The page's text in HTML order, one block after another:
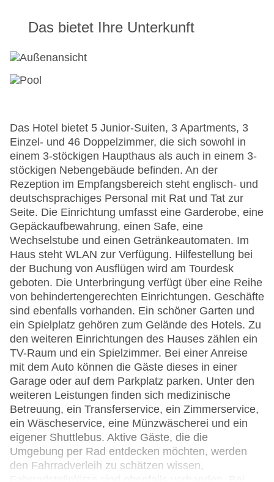
Das bietet Ihre Unterkunft
Das Hotel bietet 5 Junior-Suiten, 3 Apartments, 3
Einzel- und 46 Doppelzimmer, die sich sowohl in
einem 3-stöckigen Haupthaus als auch in einem 3-
stöckigen Nebengebäude befinden. An der
Rezeption im Empfangsbereich steht englisch- und
deutschsprachiges Personal mit Rat und Tat zur
Seite. Die Einrichtung umfasst eine Garderobe, eine
Gepäckaufbewahrung, einen Safe, eine
Wechselstube und einen Getränkeautomaten. Im
Haus steht WLAN zur Verfügung. Hilfestellung bei
der Buchung von Ausflügen wird am Tourdesk
geboten. Die Unterbringung verfügt über eine Reihe
von behindertengerechten Einrichtungen. Geschäfte
sind ebenfalls vorhanden. Ein schöner Garten und
ein Spielplatz gehören zum Gelände des Hotels. Zu
den weiteren Einrichtungen des Hauses zählen ein
TV-Raum und ein Spielzimmer. Bei einer Anreise
mit dem Auto können die Gäste dieses in einer
Garage oder auf dem Parkplatz parken. Unter den
weiteren Leistungen finden sich medizinische
Betreuung, ein Transferservice, ein Zimmerservice,
ein Wäscheservice, eine Münzwäscherei und ein
eigener Shuttlebus. Aktive Gäste, die die
Umgebung per Rad entdecken möchten, werden
den Fahrradverleih zu schätzen wissen,